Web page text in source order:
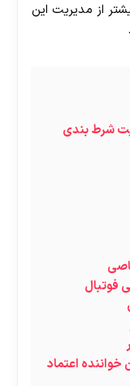
از مدیریت این
شرط بندی
فوتبال
اعتماد